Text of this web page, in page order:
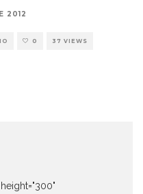
2012
0 37 VIEWS